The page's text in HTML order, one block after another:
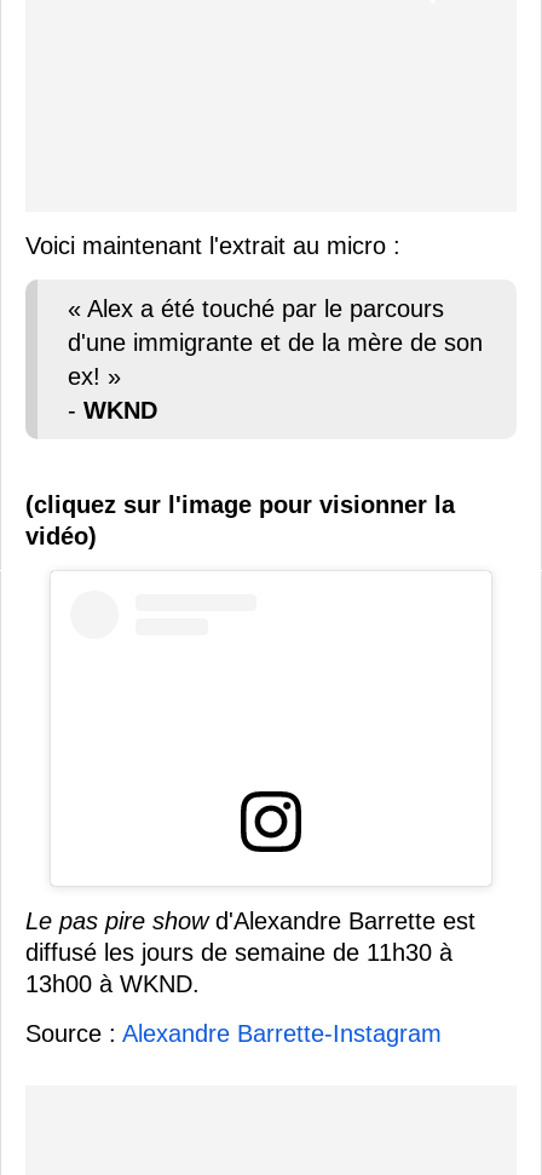
Voici maintenant l'extrait au micro :
« Alex a été touché par le parcours
d'une immigrante et de la mère de son
ex! »
- WKND
(cliquez sur l'image pour visionner la
vidéo)
Le pas pire showd'Alexandre Barrette est
diffusé les jours de semaine de 11h30 à
13h00 à WKND.
Source : Alexandre Barrette-Instagram